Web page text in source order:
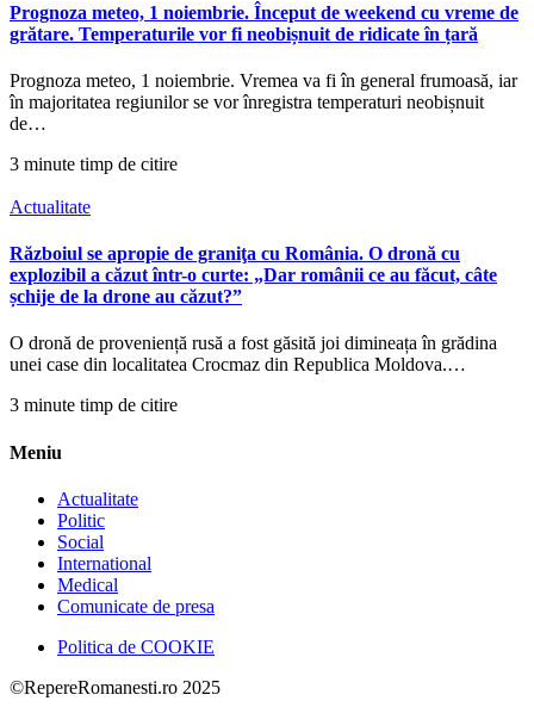
Prognoza meteo, 1 noiembrie. Început de weekend cu vreme de
grătare. Temperaturile vor fi neobișnuit de ridicate în țară
Prognoza meteo, 1 noiembrie. Vremea va fi în general frumoasă, iar
în majoritatea regiunilor se vor înregistra temperaturi neobișnuit
de…
3 minute timp de citire
Actualitate
Războiul se apropie de graniţa cu România. O dronă cu
explozibil a căzut într-o curte: „Dar românii ce au făcut, câte
șchije de la drone au căzut?”
O dronă de proveniență rusă a fost găsită joi dimineața în grădina
unei case din localitatea Crocmaz din Republica Moldova.…
3 minute timp de citire
Meniu
Actualitate
Politic
Social
International
Medical
Comunicate de presa
Politica de COOKIE
©RepereRomanesti.ro 2025